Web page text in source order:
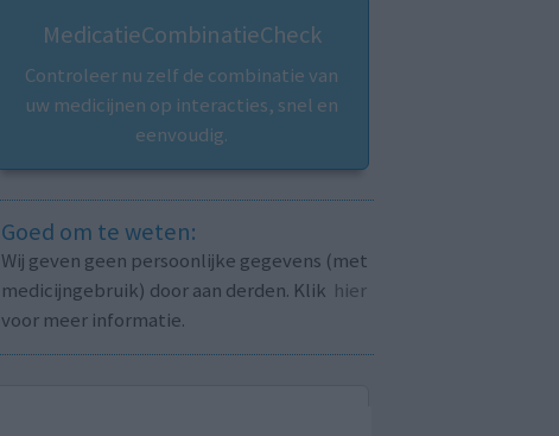
MedicatieCombinatieCheck
Controleer nu zelf de combinatie van
uw medicijnen op interacties, snel en
eenvoudig.
Goed om te weten:
Wij geven geen persoonlijke gegevens (met
medicijngebruik) door aan derden. Klik hier
voor meer informatie.